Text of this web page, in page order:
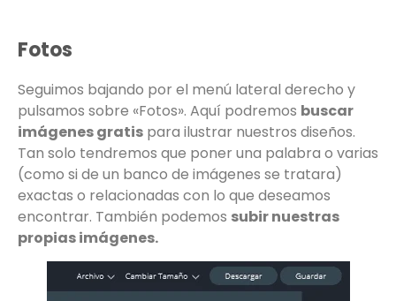
Fotos
Seguimos bajando por el menú lateral derecho y
pulsamos sobre «Fotos». Aquí podremos buscar
imágenes gratis para ilustrar nuestros diseños.
Tan solo tendremos que poner una palabra o varias
(como si de un banco de imágenes se tratara)
exactas o relacionadas con lo que deseamos
encontrar. También podemos subir nuestras
propias imágenes.